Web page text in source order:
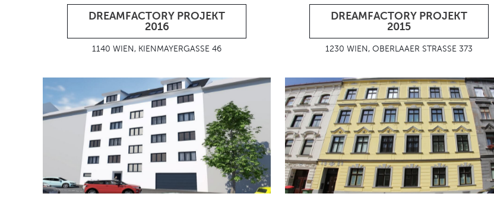
DREAMFACTORY PROJEKT
2016
1140 WIEN, KIENMAYERGASSE 46
DREAMFACTORY PROJEKT
2015
1230 WIEN, OBERLAAER STRASSE 373